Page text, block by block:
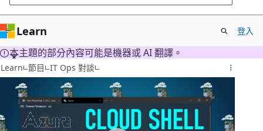
Learn 登入
本主題的部分內容可能是機器或 AI 翻譯。
Learn 節目 IT Ops 對談